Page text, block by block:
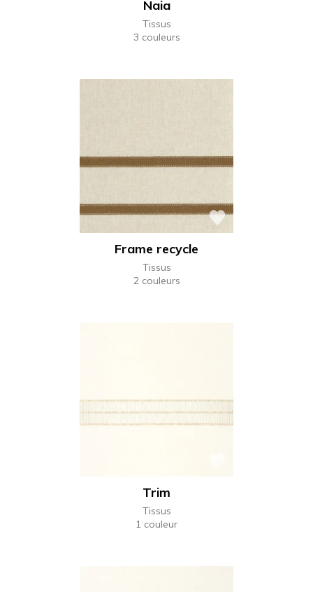
Naia
Tissus
3 couleurs
Frame recycle
Tissus
2 couleurs
Trim
Tissus
1 couleur